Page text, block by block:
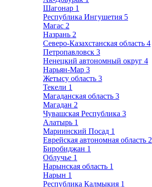
Шагонар 1
Республика Ингушетия 5
Магас 2
Назрань 2
Северо-Казахстанская область 4
Петропавловск 3
Ненецкий автономный округ 4
Нарьян-Мар 3
Жетысу область 3
Текели 1
Магаданская область 3
Магадан 2
Чувашская Республика 3
Алатырь 1
Мариинский Посад 1
Еврейская автономная область 2
Биробиджан 1
Облучье 1
Нарынская область 1
Нарын 1
Республика Калмыкия 1